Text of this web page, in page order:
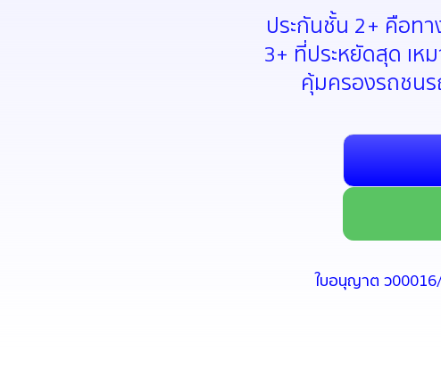
ประกันชั้น 2+ คือท
3+ ที่ประหยัดสุด เห
คุ้มครองรถชนร
ใบอนุญาต ว